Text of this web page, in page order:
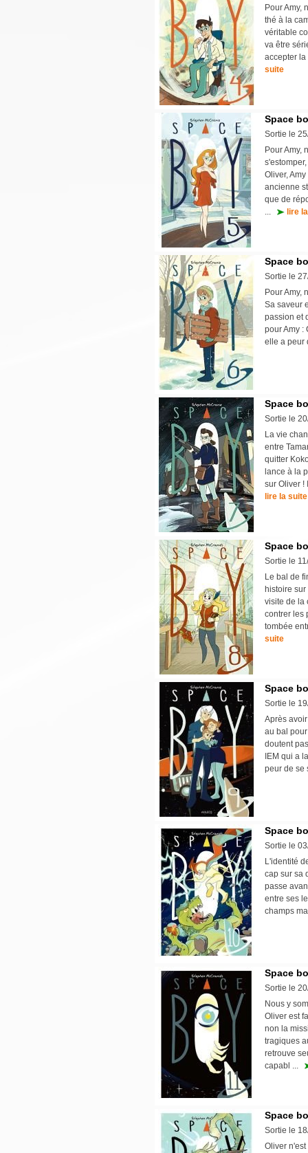
Pour Amy,
thé à la
véritable
va être
accepter
suite
Space
Sortie le
Pour Amy,
Oliver,
ancienne
que de
...
lire
Space
Sortie le
Pour Amy,
Sa saveur
passion et
pour Amy :
elle a peur
Space
Sortie le
La vie
entre
quitter
lance à la
sur Oliver
lire la suite
Space
Sortie le
Le bal de
histoire
visite de la
contrer les
tombée
suite
Space
Sortie le
Après
au bal
doutent
IEM qui a
peur de
Space
Sortie le
L'identité
cap sur sa
passe
entre ses
champs
Space
Sortie le
Nous y
Oliver est
non la
tragiques
retrouve
capabl ...
Space
Sortie le
Oliver